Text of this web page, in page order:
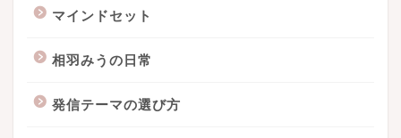
マインドセット
相羽みうの日常
発信テーマの選び方